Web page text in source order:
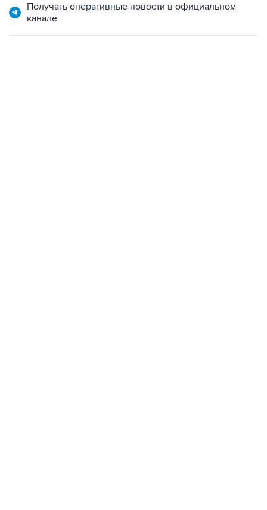
Получать оперативные новости в официальном
канале